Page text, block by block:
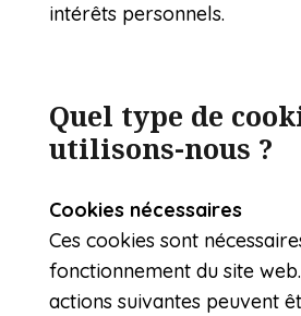
intérêts personnels.
Quel type de
utilisons-nous ?
Cookies nécessaires
Ces cookies sont
fonctionnement du site
actions suivantes peuvent